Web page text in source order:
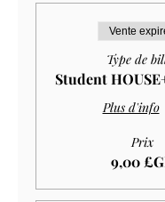
Vente
Type de
Student
Plus d'info
Prix
9,00